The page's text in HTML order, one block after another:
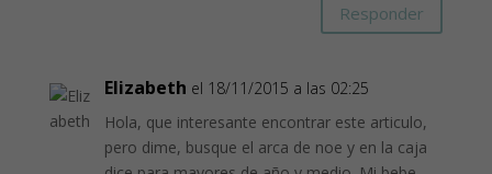
Responder
Elizabeth el 18/11/2015 a las 02:25
Hola, que interesante encontrar este articulo,
pero dime, busque el arca de noe y en la caja